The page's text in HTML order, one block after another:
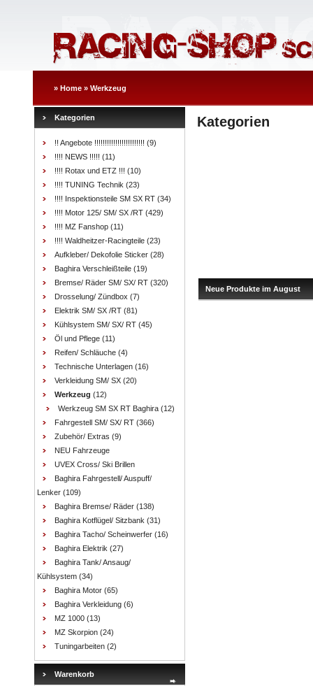
» Home » Werkzeug
Kategorien
!! Angebote !!!!!!!!!!!!!!!!!!!!!!!! (9)
!!!! NEWS !!!!! (11)
!!!! Rotax und ETZ !!! (10)
!!!! TUNING Technik (23)
!!!! Inspektionsteile SM SX RT (34)
!!!! Motor 125/ SM/ SX /RT (429)
!!!! MZ Fanshop (11)
!!!! Waldheitzer-Racingteile (23)
Aufkleber/ Dekofolie Sticker (28)
Baghira Verschleißteile (19)
Bremse/ Räder SM/ SX/ RT (320)
Drosselung/ Zündbox (7)
Elektrik SM/ SX /RT (81)
Kühlsystem SM/ SX/ RT (45)
Öl und Pflege (11)
Reifen/ Schläuche (4)
Technische Unterlagen (16)
Verkleidung SM/ SX (20)
Werkzeug (12)
Werkzeug SM SX RT Baghira (12)
Fahrgestell SM/ SX/ RT (366)
Zubehör/ Extras (9)
NEU Fahrzeuge
UVEX Cross/ Ski Brillen
Baghira Fahrgestell/ Auspuff/
Lenker (109)
Baghira Bremse/ Räder (138)
Baghira Kotflügel/ Sitzbank (31)
Baghira Tacho/ Scheinwerfer (16)
Baghira Elektrik (27)
Baghira Tank/ Ansaug/
Kühlsystem (34)
Baghira Motor (65)
Baghira Verkleidung (6)
MZ 1000 (13)
MZ Skorpion (24)
Tuningarbeiten (2)
Warenkorb
Kategorien
Neue Produkte im August